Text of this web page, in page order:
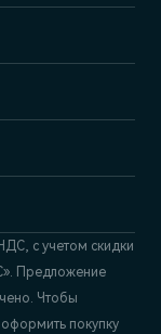
с учетом скидки
Предложение
Чтобы
покупку